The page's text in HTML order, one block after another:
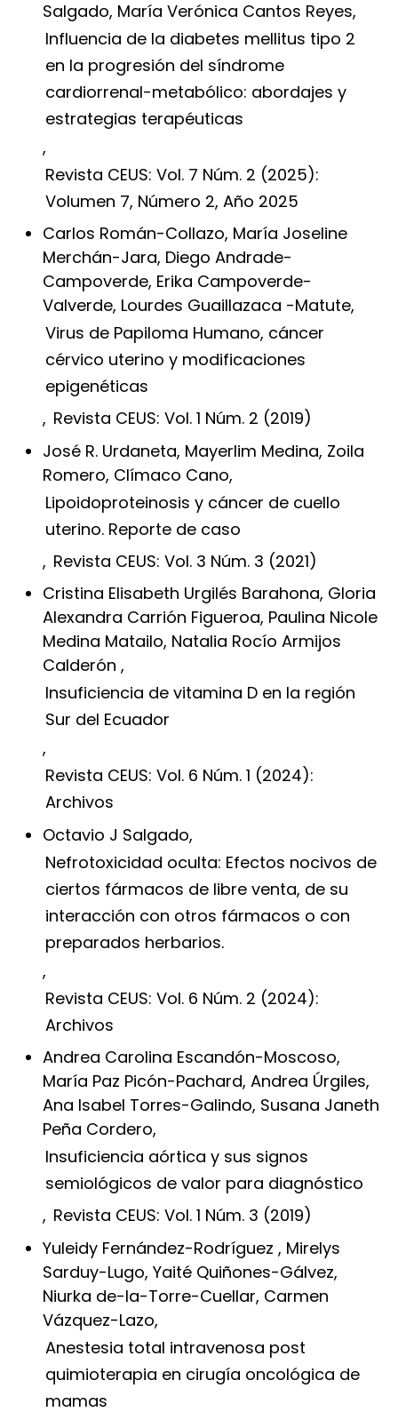
Salgado, María Verónica Cantos Reyes,
Influencia de la diabetes mellitus tipo 2
en la progresión del síndrome
cardiorrenal-metabólico: abordajes y
estrategias terapéuticas
,
Revista CEUS: Vol. 7 Núm. 2 (2025):
Volumen 7, Número 2, Año 2025
Carlos Román-Collazo, María Joseline
Merchán-Jara, Diego Andrade-
Campoverde, Erika Campoverde-
Valverde, Lourdes Guaillazaca -Matute,
Virus de Papiloma Humano, cáncer
cérvico uterino y modificaciones
epigenéticas
, Revista CEUS: Vol. 1 Núm. 2 (2019)
José R. Urdaneta, Mayerlim Medina, Zoila
Romero, Clímaco Cano,
Lipoidoproteinosis y cáncer de cuello
uterino. Reporte de caso
, Revista CEUS: Vol. 3 Núm. 3 (2021)
Cristina Elisabeth Urgilés Barahona, Gloria
Alexandra Carrión Figueroa, Paulina Nicole
Medina Matailo, Natalia Rocío Armijos
Calderón ,
Insuficiencia de vitamina D en la región
Sur del Ecuador
,
Revista CEUS: Vol. 6 Núm. 1 (2024):
Archivos
Octavio J Salgado,
Nefrotoxicidad oculta: Efectos nocivos de
ciertos fármacos de libre venta, de su
interacción con otros fármacos o con
preparados herbarios.
,
Revista CEUS: Vol. 6 Núm. 2 (2024):
Archivos
Andrea Carolina Escandón-Moscoso,
María Paz Picón-Pachard, Andrea Úrgiles,
Ana Isabel Torres-Galindo, Susana Janeth
Peña Cordero,
Insuficiencia aórtica y sus signos
semiológicos de valor para diagnóstico
, Revista CEUS: Vol. 1 Núm. 3 (2019)
Yuleidy Fernández-Rodríguez , Mirelys
Sarduy-Lugo, Yaité Quiñones-Gálvez,
Niurka de-la-Torre-Cuellar, Carmen
Vázquez-Lazo,
Anestesia total intravenosa post
quimioterapia en cirugía oncológica de
mamas